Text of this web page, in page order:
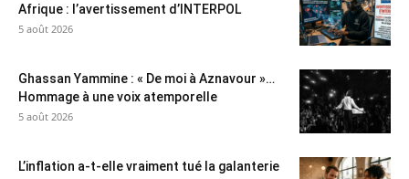
Afrique : l’avertissement d’INTERPOL
5 août 2026
Ghassan Yammine : « De moi à Aznavour »…
Hommage à une voix atemporelle
5 août 2026
L’inflation a-t-elle vraiment tué la galanterie